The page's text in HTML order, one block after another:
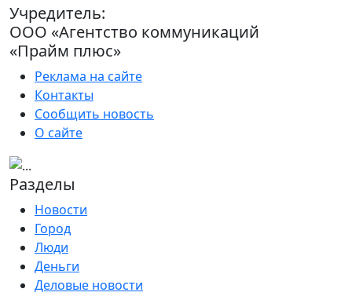
Учредитель:
ООО «Агентство коммуникаций
«Прайм плюс»
Реклама на сайте
Контакты
Сообщить новость
О сайте
Разделы
Новости
Город
Люди
Деньги
Деловые новости